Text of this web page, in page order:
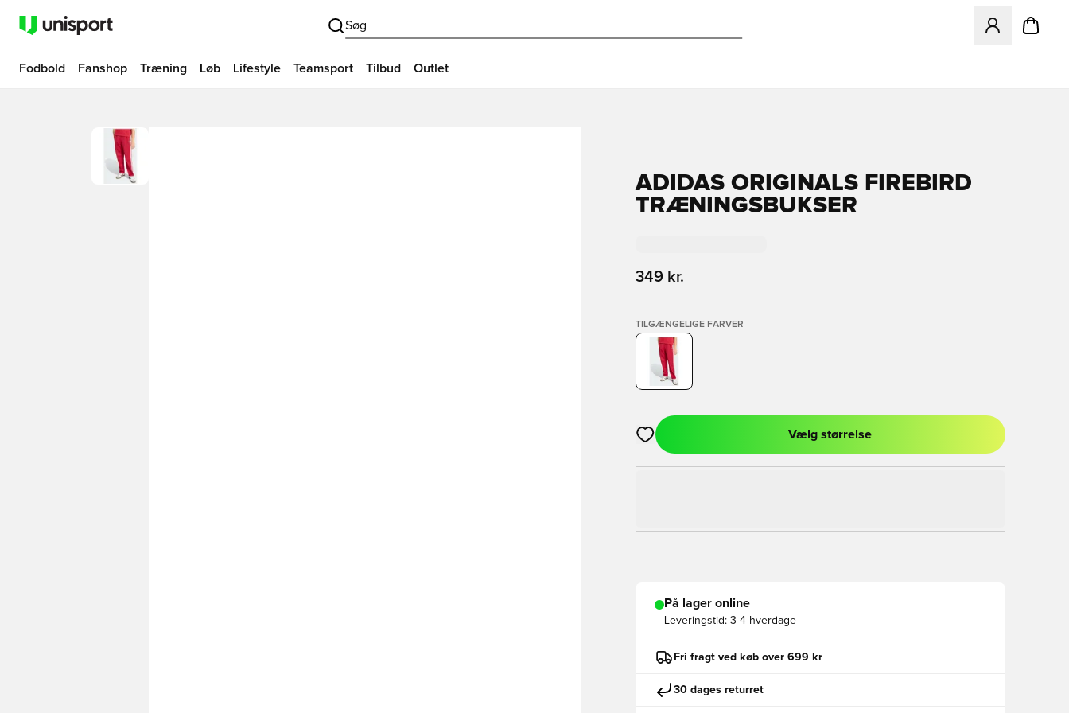
Søg
Åbner en
Fodbold Fanshop Træning Løb Lifestyle Teamsport Tilbud Outlet
ADIDAS ORIGINALS FIREBIRD
TRÆNINGSBUKSER
349 kr.
TILGÆNGELIGE FARVER
Åbner en Modal til at logge ind eller tilmelde dig som medlem
Vælg størrelse
På lager online
Leveringstid: 3-4 hverdage
Fri fragt ved køb over 699 kr
30 dages returret